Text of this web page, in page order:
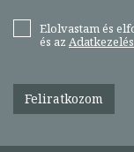
Elolvastam és
és az
Feliratkozom